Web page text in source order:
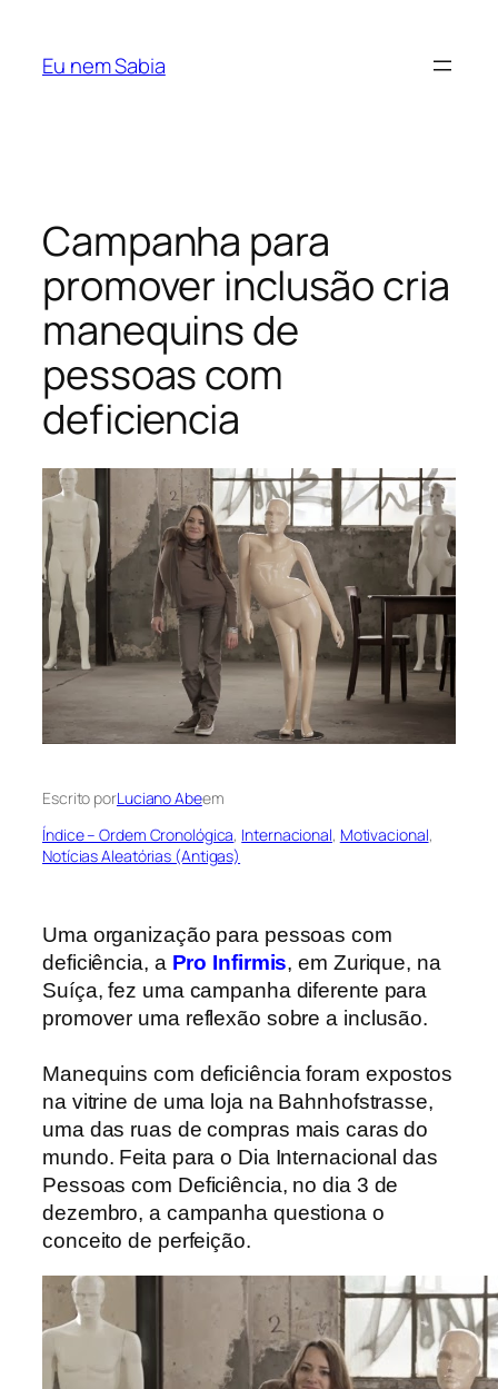
Eu nem Sabia
Campanha para
promover inclusão cria
manequins de
pessoas com
deficiencia
Escrito porLuciano Abeem
Índice – Ordem Cronológica, Internacional, Motivacional
Notícias Aleatórias (Antigas)
Uma organização para pessoas com
deficiência, a Pro Infirmis, em Zurique, na
Suíça, fez uma campanha diferente para
promover uma reflexão sobre a inclusão.
Manequins com deficiência foram expostos
na vitrine de uma loja na Bahnhofstrasse,
uma das ruas de compras mais caras do
mundo. Feita para o Dia Internacional das
Pessoas com Deficiência, no dia 3 de
dezembro, a campanha questiona o
conceito de perfeição.